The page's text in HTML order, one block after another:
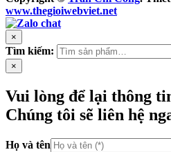
www.thegioiwebviet.net
×
Tìm kiếm:
×
Vui lòng để lại thông
Chúng tôi sẽ liên hệ
Họ và tên